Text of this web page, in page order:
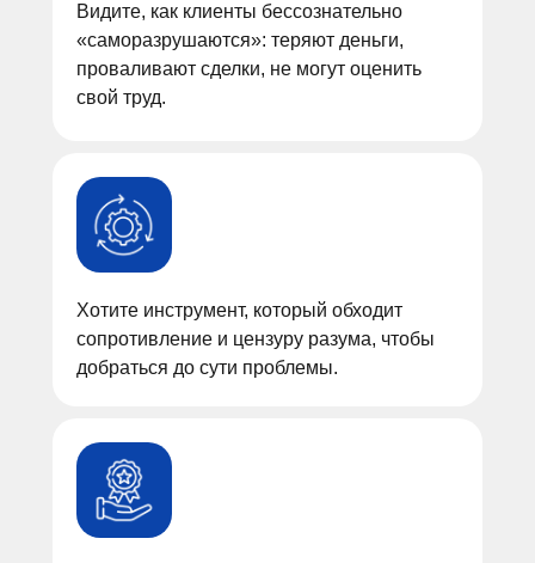
Хотите инструмент, который обходит
сопротивление и цензуру разума, чтобы
добраться до сути проблемы.
Видите, как клиенты бессознательно
«саморазрушаются»: теряют деньги,
проваливают сделки, не могут оценить
свой труд.